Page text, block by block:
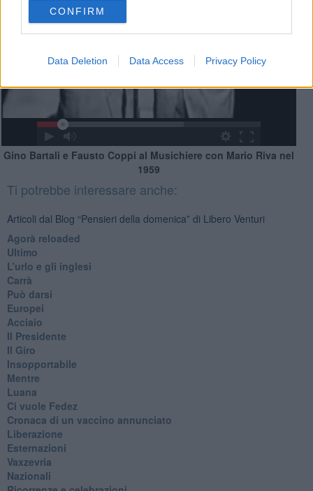
CONFIRM
Data Deletion Data Access Privacy Policy
Gino Bartali e Fausto Coppi al Musichiere con Mario Riva nel
1959
Ti potrebbe interessare anche:
Articoli dal Blog “Pensieri della domenica” di Libero Venturi
​Agorà reloaded
Ultimo
​L’urlo e gli inglesi
Carrà
Può darsi
Europei
Acciaio
Il Presidente
​Il Giro
Insopportabile
​Mentre
Luana
​Ci vuole Fedez
​Cronaca di un vaccino annunciato
​Liberazione
Esternazioni
Vaxzevria
Nazionali